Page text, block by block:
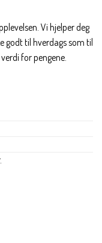
Vi hjelper deg
godt til hverdags som til
for pengene.